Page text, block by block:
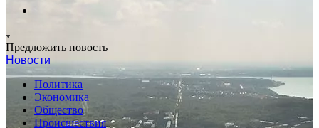
Предложить новость
Новости
Политика
Экономика
Общество
Происшествия